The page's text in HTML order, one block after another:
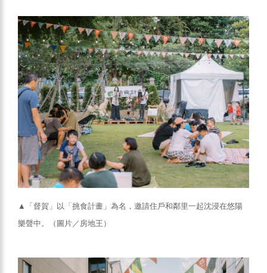
▲「督賀」以「挑食計畫」為名，邀請住戶和鄰里一起沈浸在悠陽
樂聲中。（圖片／房地王）